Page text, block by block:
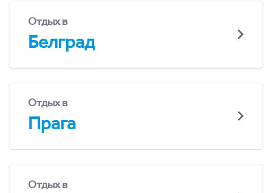
Отдых в
Белград
Отдых в
Прага
Отдых в